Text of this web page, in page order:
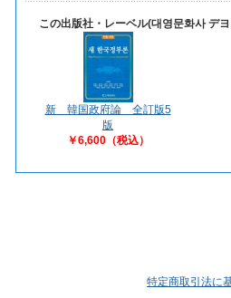
この出版社・レーベル(대영문화사 デ
新 韓国政府論 全訂版5
版
￥6,600（税込）
特定商取引法に